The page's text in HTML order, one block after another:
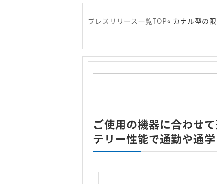
プレスリリース一覧TOP« カナル型の
ご使用の機器に合わせ
テリー性能で通勤や通